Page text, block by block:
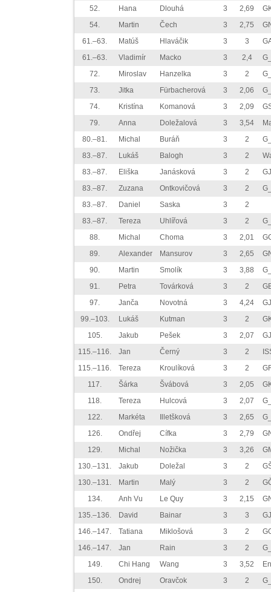
52. Hana Dlouhá 3 2,69
54.
Martin Čech 3 2,75
61.–63.
Matúš Hlaváčik 3 3
61.–63.
Vladimír Macko 3 2,4
72.
Miroslav Hanzelka 3 2
73.
Jitka Fürbacherová 3 2,06
74.
Kristína Komanová 3 2,09
79.
Anna Doležalová 3 3,54
80.–81.
Michal Buráň 3 2
83.–87.
Lukáš Balogh 3 2
83.–87.
Eliška Janásková 3 2
83.–87.
Zuzana Ontkovičová 3 2
83.–87.
Daniel Saska 3
2
83.–87.
Tereza Uhlířová 3 2
88.
Michal Choma 3 2,01
89.
Alexander Mansurov 3 2,65
90.
Martin Smolík 3 3,88
91.
Petra Továrková 3 2
97.
Janča Novotná 3 4,24
99.–103.
Lukáš Kutman 3 2
105.
Jakub Pešek 3 2,07
115.–116.
Jan Černý 3 2
115.–116.
Tereza Kroulíková 3 2
117.
Šárka Švábová 3 2,05
118.
Tereza Hulcová 3 2,07
122.
Markéta Illetšková 3 2,65
126.
Ondřej Cífka 3 2,79
129.
Michal Nožička 3 3,26
130.–131.
Jakub Doležal 3 2
130.–131.
Martin Malý 3 2
134.
Anh Vu Le Quy 3 2,15
135.–136.
David Bainar 3 3
146.–147.
Tatiana Miklošová 3 2
146.–147.
Jan Rain 3 2
149.
Chi Hang Wang 3 3,52
150.
Ondrej Oravčok 3 2